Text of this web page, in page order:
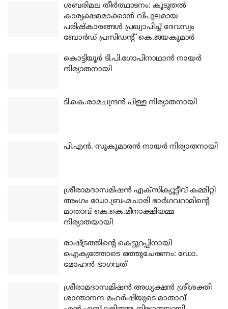
ശബരിമല തീര്‍ത്ഥാടനം: കൂടുതല്‍
കാര്യക്ഷമമാക്കാന്‍ വിപുലമായ
പരിഷ്‌കാരങ്ങള്‍ പ്രഖ്യാപിച്ച് ദേവസ്വം
ബോര്‍ഡ് പ്രസിഡന്റ് കെ.ജയകുമാര്‍
കൊട്ടിയൂര്‍ ടി.പി.ഗോപിനാഥാന്‍ നായര്‍
നിര്യാതനായി
ടി.കെ.രാമചന്ദ്രന്‍ പിള്ള നിര്യാതനായി
പി.എന്‍. സുകുമാരന്‍ നായര്‍ നിര്യാതനായി
ശ്രീരാമദാസമിഷന്‍ എക്‌സിക്യൂട്ടീവ് കമ്മിറ്റി
അംഗം ഡോ.ബ്രഹ്മചാരി ഭാര്‍ഗവറാമിന്റെ
മാതാവ് കെ.കെ.മീനാക്ഷിയമ്മ
നിര്യാതയായി
രാഷ്ട്രത്തിന്റെ കെട്ടുറപ്പിനായി
ഐക്യത്തോടെ ഒത്തുചേരണം: ഡോ.
മോഹന്‍ ഭാഗവത്
ശ്രീരാമദാസമിഷന്‍ അധ്യക്ഷന്‍ ശ്രീശക്തി
ശാന്താനന്ദ മഹര്‍ഷിയുടെ മാതാവ്